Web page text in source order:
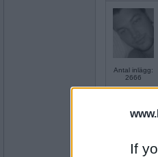
If
Antal inlägg:
2666